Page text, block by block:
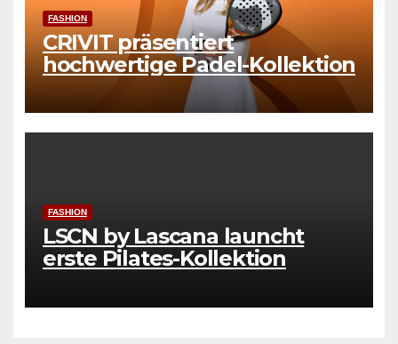
FASHION
CRIVIT präsentiert
hochwertige Padel-Kollektion
FASHION
LSCN by Lascana launcht
erste Pilates-Kollektion